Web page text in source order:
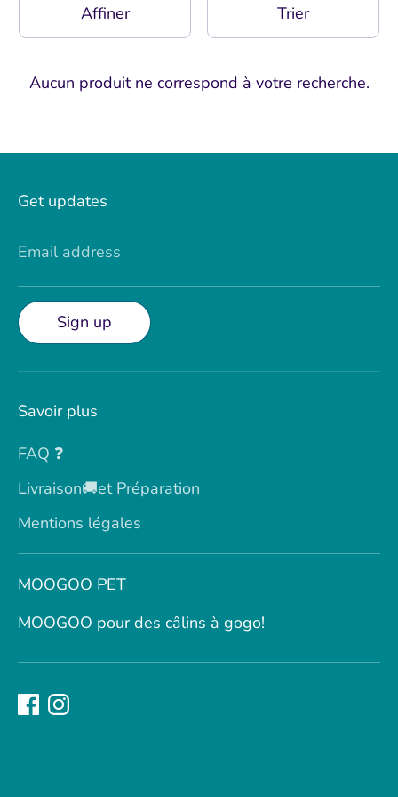
Affiner Trier
Aucun produit ne correspond à votre recherche.
Get updates
Email address
Sign up
Savoir plus
FAQ ❓
Livraison🚚et Préparation
Mentions légales
MOOGOO PET
MOOGOO pour des câlins à gogo!